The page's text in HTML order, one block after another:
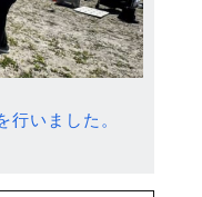
行いました。